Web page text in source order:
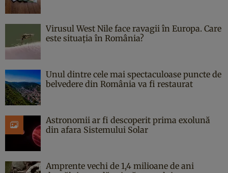
Virusul West Nile face ravagii în Europa. Care
este situația în România?
Unul dintre cele mai spectaculoase puncte de
belvedere din România va fi restaurat
Astronomii ar fi descoperit prima exolună
din afara Sistemului Solar
Amprente vechi de 1,4 milioane de ani